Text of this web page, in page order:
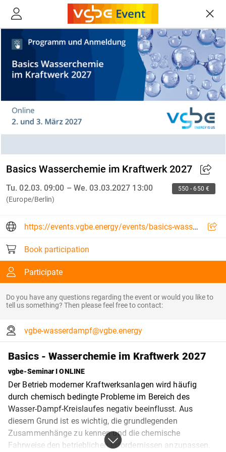
Basics Wasserchemie im Kraftwerk 2027
Tu. 02.03. 09:00 – We. 03.03.2027 13:00
(Europe/Berlin)
550 - 650 €
https://events.vgbe.energy/events/basics-wasserchemie-im-kraftwerk/30536/5SFN3
Book participation
Participate
Do you have any questions regarding the event or would you like to
tell us something? Then please feel free to contact:
vgbe-wasserdampf@vgbe.energy
Basics - Wasserchemie im Kraftwerk 2027
vgbe-Seminar I ONLINE
Der Betrieb moderner Kraftwerksanlagen wird häufig
durch chemisch bedingte Probleme im Bereich des
Wasser-Dampf-Kreislaufes negativ beeinflusst. Aus
diesem Grund ist es wichtig, die grundlegenden
Zusammenhänge zu kennen und die chemische
Fahrweise den betrieblichen Erfordernissen anzupassen.